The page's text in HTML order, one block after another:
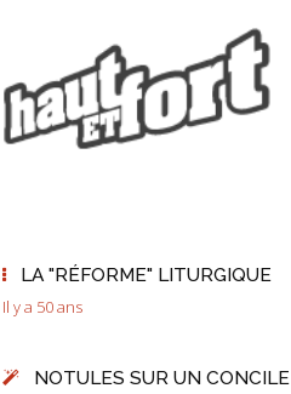
LA "RÉFORME" LITURGIQUE
Il y a 50 ans
NOTULES SUR UN CONCILE